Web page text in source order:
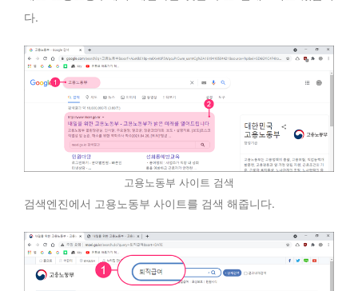
다.
고용노동부 사이트 검색
검색엔진에서 고용노동부 사이트를 검색 해줍니다.